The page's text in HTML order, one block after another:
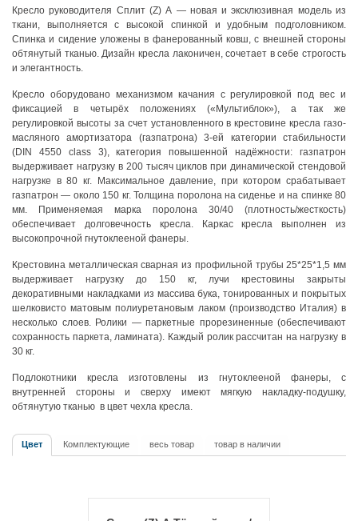
Кресло руководителя Сплит (Z) А — новая и эксклюзивная модель из
ткани, выполняется с высокой спинкой и удобным подголовником.
Спинка и сидение уложены в фанерованный ковш, с внешней стороны
обтянутый тканью. Дизайн кресла лаконичен, сочетает в себе строгость
и элегантность.
Кресло оборудовано механизмом качания с регулировкой под вес и
фиксацией в четырёх положениях («Мультиблок»), а так же
регулировкой высоты за счет установленного в крестовине кресла газо-
масляного амортизатора (газпатрона) 3-ей категории стабильности
(DIN 4550 class 3), категория повышенной надёжности: газпатрон
выдерживает нагрузку в 200 тысяч циклов при динамической стендовой
нагрузке в 80 кг. Максимальное давление, при котором срабатывает
газпатрон — около 150 кг. Толщина поролона на сиденье и на спинке 80
мм. Применяемая марка поролона 30/40 (плотность/жесткость)
обеспечивает долговечность кресла. Каркас кресла выполнен из
высокопрочной гнутоклееной фанеры.
Крестовина металлическая сварная из профильной трубы 25*25*1,5 мм
выдерживает нагрузку до 150 кг, лучи крестовины закрыты
декоративными накладками из массива бука, тонированных и покрытых
шелковисто матовым полиуретановым лаком (производство Италия) в
несколько слоев. Ролики — паркетные прорезиненные (обеспечивают
сохранность паркета, ламината). Каждый ролик рассчитан на нагрузку в
30 кг.
Подлокотники кресла изготовлены из гнутоклееной фанеры, с
внутренней стороны и сверху имеют мягкую накладку-подушку,
обтянутую тканью в цвет чехла кресла.
Цвет Комплектующие весь товар товар в наличии